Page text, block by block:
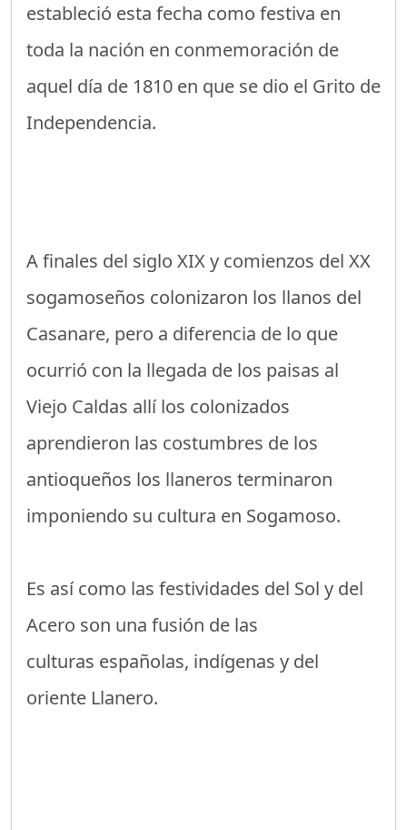
estableció esta fecha como festiva en
toda la nación en conmemoración de
aquel día de 1810 en que se dio el Grito de
Independencia.
A finales del siglo XIX y comienzos del XX
sogamoseños colonizaron los llanos del
Casanare, pero a diferencia de lo que
ocurrió con la llegada de los paisas al
Viejo Caldas allí los colonizados
aprendieron las costumbres de los
antioqueños los llaneros terminaron
imponiendo su cultura en Sogamoso.
Es así como las festividades del Sol y del
Acero son una fusión de las
culturas españolas, indígenas y del
oriente Llanero.